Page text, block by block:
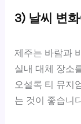
3) 날씨 변
제주는 바람과
실내 대체 장소
오설록 티 뮤지
는 것이 좋습니